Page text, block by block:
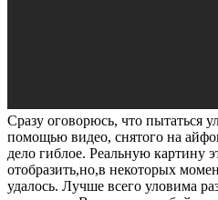
Сразу оговорюсь, что пытаться
помощью видео, снятого на
дело гиблое. Реальную картину
отобразить,но,в некоторых
удалось. Лучше всего уловима